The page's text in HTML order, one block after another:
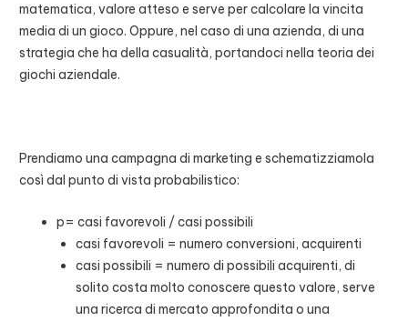
matematica, valore atteso e serve per calcolare la vincita
media di un gioco. Oppure, nel caso di una azienda, di una
strategia che ha della casualità, portandoci nella teoria dei
giochi aziendale.
Prendiamo una campagna di marketing e schematizziamola
così dal punto di vista probabilistico:
p= casi favorevoli / casi possibili
casi favorevoli = numero conversioni, acquirenti
casi possibili = numero di possibili acquirenti, di
solito costa molto conoscere questo valore, serve
una ricerca di mercato approfondita o una